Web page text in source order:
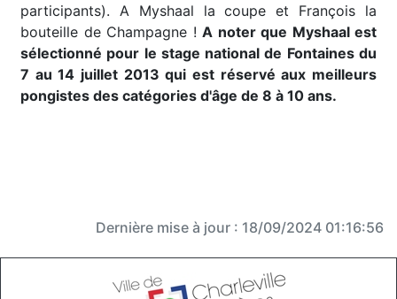
participants). A Myshaal la coupe et François la
bouteille de Champagne ! A noter que Myshaal est
sélectionné pour le stage national de Fontaines du
7 au 14 juillet 2013 qui est réservé aux meilleurs
pongistes des catégories d'âge de 8 à 10 ans.
Dernière mise à jour : 18/09/2024 01:16:56